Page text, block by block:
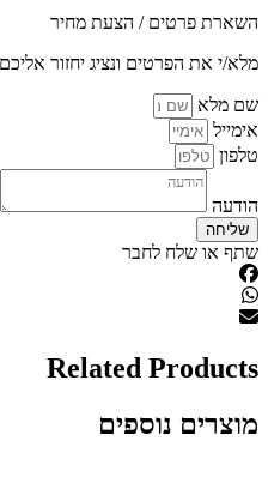
השארת פרטים / הצעת מחיר
מלא/י את הפרטים ונציג יחזור
שם מלא
אימייל
טלפון
הודעה
שליחה
שתף או שלח לחבר
Related Products
מוצרים נוספים